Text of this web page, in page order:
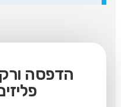
הדפסה